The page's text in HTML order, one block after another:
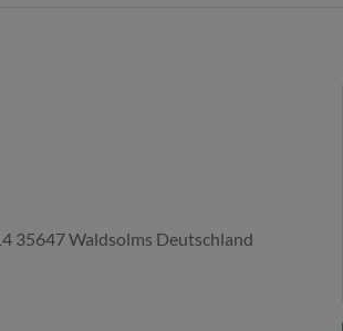
35647 Waldsolms Deutschland